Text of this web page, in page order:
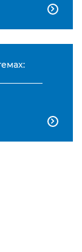

